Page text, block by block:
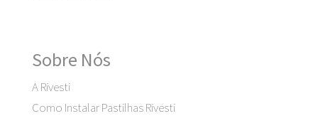
Sobre Nós
A Rivesti
Como Instalar Pastilhas Rivesti